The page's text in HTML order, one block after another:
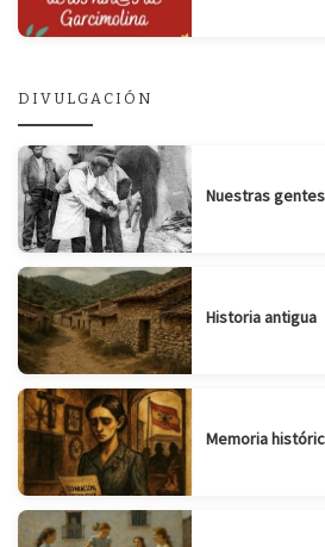
DIVULGACIÓN
Nuestras gentes
Historia antigua
Memoria